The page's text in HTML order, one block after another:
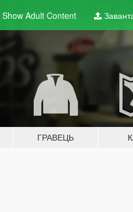
Show Adult Content
ГРАВЕЦЬ